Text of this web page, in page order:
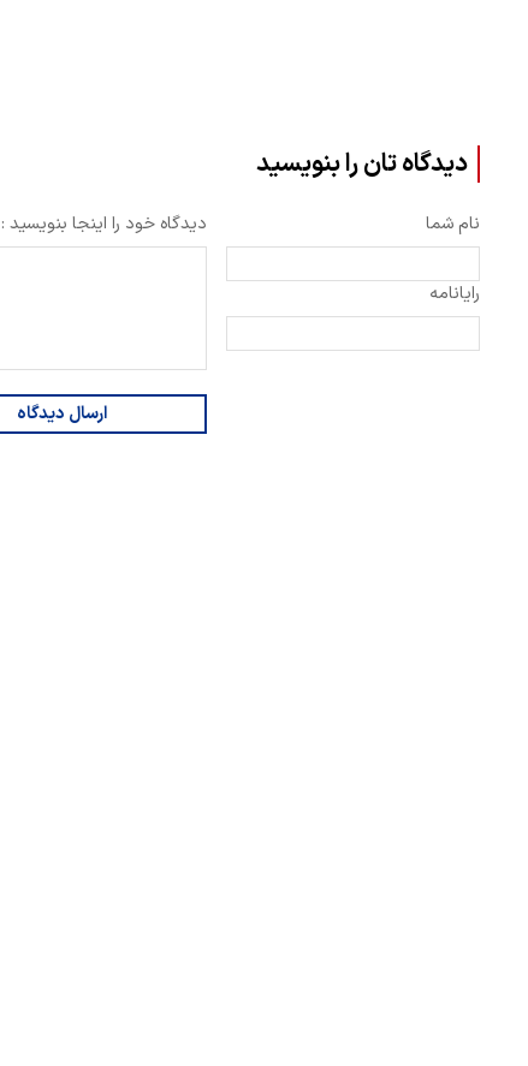
دیدگاه تان را بنویسید
نام شما
رایانامه
دیدگاه خود را اینجا بنویسید :
ارسال دیدگاه